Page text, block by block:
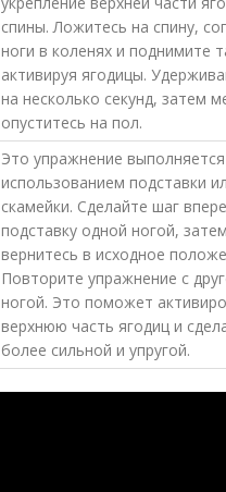
спины. Ложитесь на спину,
ноги в коленях и поднимите
активируя ягодицы.
на несколько секунд, затем
опуститесь на пол.
Это упражнение
использованием подставки
скамейки. Сделайте шаг
подставку одной ногой, затем
вернитесь в исходное
Повторите упражнение с
ногой. Это поможет
верхнюю часть ягодиц и
более сильной и упругой.